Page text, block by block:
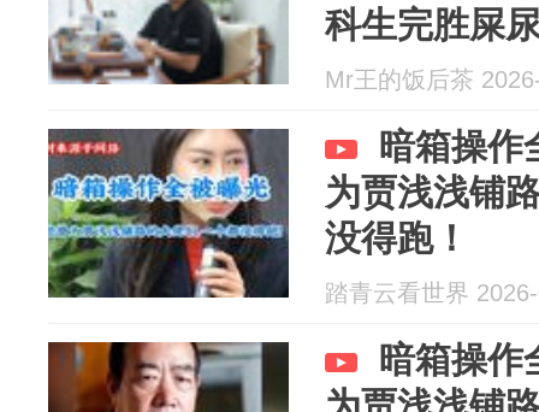
科生完胜屎
Mr王的饭后茶
暗箱操作
为贾浅浅铺
没得跑！
踏青云看世界
暗箱操作